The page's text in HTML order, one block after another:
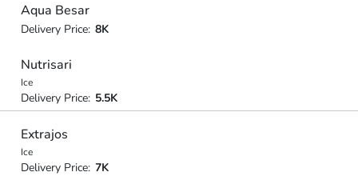
Aqua Besar
Delivery Price: 8K
Nutrisari
Ice
Delivery Price: 5.5K
Extrajos
Ice
Delivery Price: 7K